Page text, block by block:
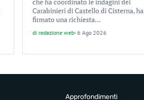
Carabinieri di Castello di Cisterna, ha
firmato una richiesta...
di redazione web-6 Ago 2026
Approfondimenti